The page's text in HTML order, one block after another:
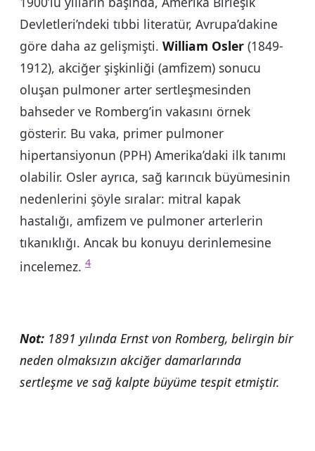
Devletleri’ndeki tıbbi literatür, Avrupa’dakine
göre daha az gelişmişti. William Osler (1849-
1912), akciğer şişkinliği (amfizem) sonucu
oluşan pulmoner arter sertleşmesinden
bahseder ve Romberg’in vakasını örnek
gösterir. Bu vaka, primer pulmoner
hipertansiyonun (PPH) Amerika’daki ilk tanımı
olabilir. Osler ayrıca, sağ karıncık büyümesinin
nedenlerini şöyle sıralar: mitral kapak
hastalığı, amfizem ve pulmoner arterlerin
tıkanıklığı. Ancak bu konuyu derinlemesine
incelemez. 4
Not: 1891 yılında Ernst von Romberg, belirgin bir
neden olmaksızın akciğer damarlarında
sertleşme ve sağ kalpte büyüme tespit etmiştir.